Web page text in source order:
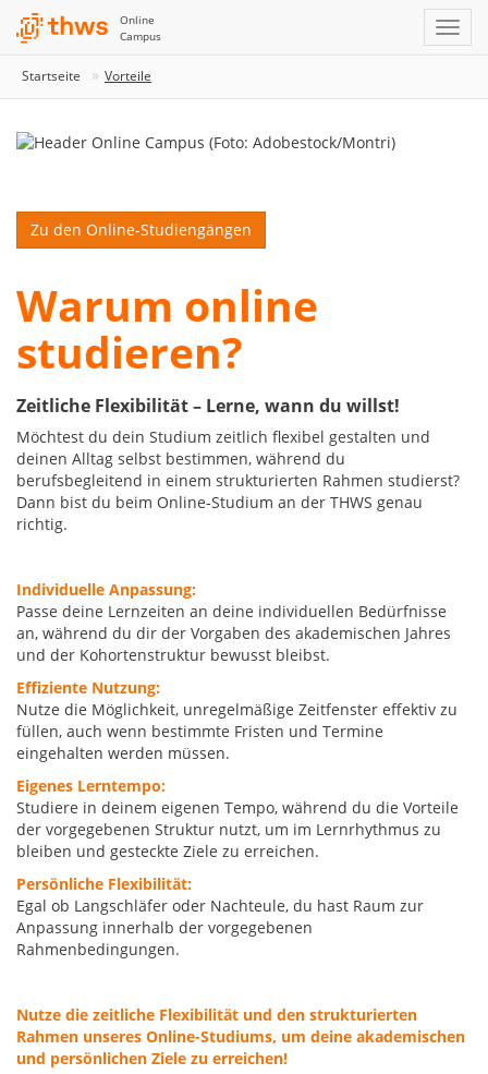
Online
Campus
Startseite Vorteile
Zu den Online-Studiengängen
Warum online
studieren?
Zeitliche Flexibilität – Lerne, wann du willst!
Möchtest du dein Studium zeitlich flexibel gestalten und
deinen Alltag selbst bestimmen, während du
berufsbegleitend in einem strukturierten Rahmen studierst?
Dann bist du beim Online-Studium an der THWS genau
richtig.
Individuelle Anpassung:
Passe deine Lernzeiten an deine individuellen Bedürfnisse
an, während du dir der Vorgaben des akademischen Jahres
und der Kohortenstruktur bewusst bleibst.
Effiziente Nutzung:
Nutze die Möglichkeit, unregelmäßige Zeitfenster effektiv zu
füllen, auch wenn bestimmte Fristen und Termine
eingehalten werden müssen.
Eigenes Lerntempo:
Studiere in deinem eigenen Tempo, während du die Vorteile
der vorgegebenen Struktur nutzt, um im Lernrhythmus zu
bleiben und gesteckte Ziele zu erreichen.
Persönliche Flexibilität:
Egal ob Langschläfer oder Nachteule, du hast Raum zur
Anpassung innerhalb der vorgegebenen
Rahmenbedingungen.
Nutze die zeitliche Flexibilität und den strukturierten
Rahmen unseres Online-Studiums, um deine akademischen
und persönlichen Ziele zu erreichen!